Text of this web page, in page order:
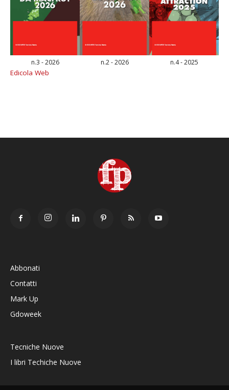
n.3 - 2026 n.2 - 2026 n.4 - 2025
Edicola Web
Abbonati
Contatti
Mark Up
Gdoweek
Tecniche Nuove
I libri Techiche Nuove